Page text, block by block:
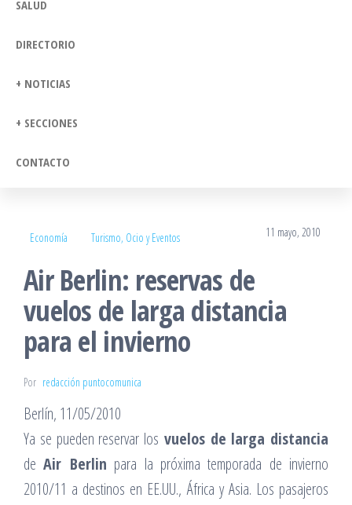
SALUD
DIRECTORIO
+ NOTICIAS
+ SECCIONES
CONTACTO
Economía Turismo, Ocio y Eventos 11 mayo, 2010
Air Berlin: reservas de
vuelos de larga distancia
para el invierno
Por redacción puntocomunica
Berlín, 11/05/2010
Ya se pueden reservar los vuelos de larga distancia
deAir Berlin para la próxima temporada de invierno
2010/11 a destinos en EE.UU., África y Asia. Los pasajeros